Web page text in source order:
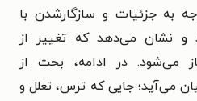
به جزئیات و سازگارشدن با
نشان می‌دهد که تغییر از
می‌شود. در ادامه، بحث از
می‌آید؛ جایی که ترس، تعلل و